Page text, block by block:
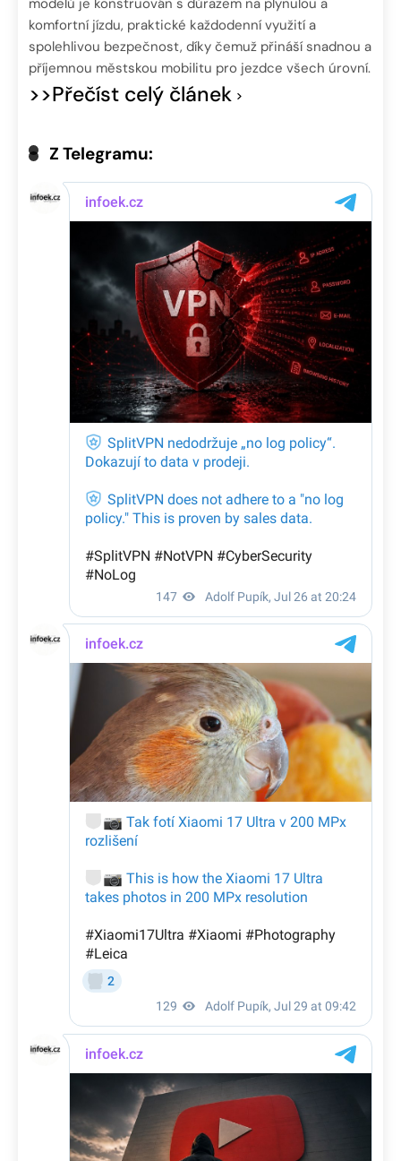
modelů je konstruován s důrazem na plynulou a
komfortní jízdu, praktické každodenní využití a
spolehlivou bezpečnost, díky čemuž přináší snadnou a
příjemnou městskou mobilitu pro jezdce všech úrovní.
>>Přečíst celý článek
Z Telegramu: